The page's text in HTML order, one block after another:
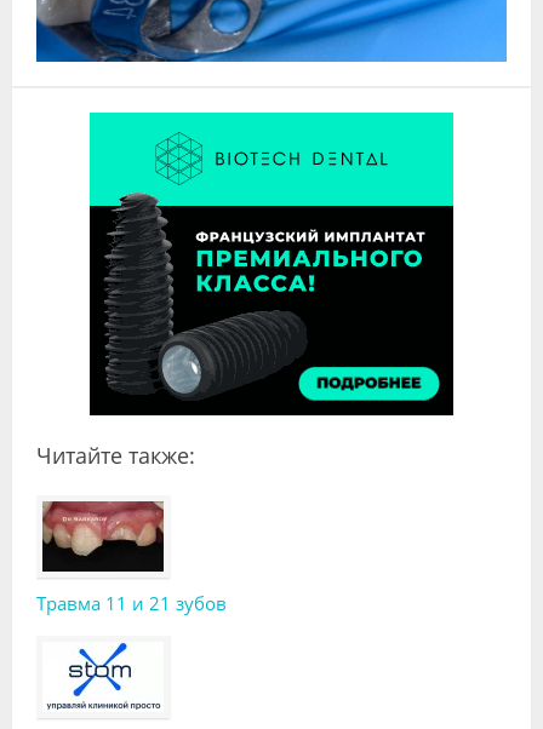
Читайте также:
Травма 11 и 21 зубов